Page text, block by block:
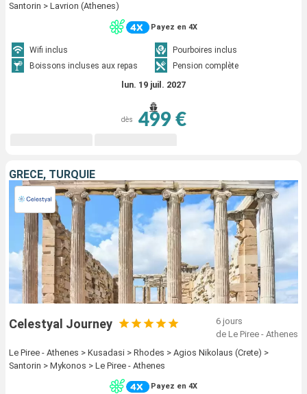
Santorin > Lavrion (Athenes)
Payez en 4X
Wifi inclus
Pourboires inclus
Boissons incluses aux repas
Pension complète
lun. 19 juil. 2027
dès 499 €
GRÈCE, TURQUIE
Celestyal Journey
6 jours
de Le Piree - Athenes
Le Piree - Athenes > Kusadasi > Rhodes > Agios Nikolaus (Crete) >
Santorin > Mykonos > Le Piree - Athenes
Payez en 4X